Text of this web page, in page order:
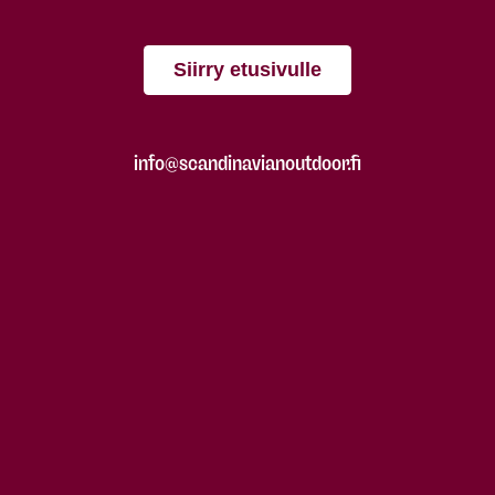
Siirry etusivulle
info@scandinavianoutdoor.fi